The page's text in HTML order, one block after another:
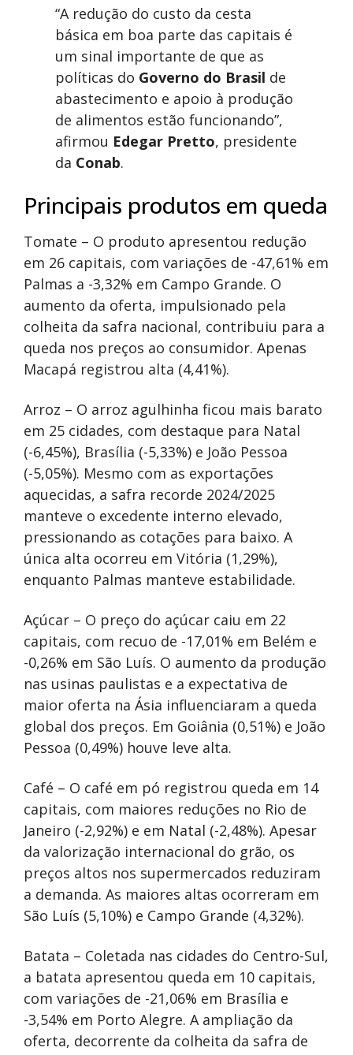
“A redução do custo da cesta
básica em boa parte das capitais é
um sinal importante de que as
políticas do Governo do Brasil de
abastecimento e apoio à produção
de alimentos estão funcionando”,
afirmou Edegar Pretto, presidente
da Conab.
Principais produtos em queda
Tomate – O produto apresentou redução
em 26 capitais, com variações de -47,61% em
Palmas a -3,32% em Campo Grande. O
aumento da oferta, impulsionado pela
colheita da safra nacional, contribuiu para a
queda nos preços ao consumidor. Apenas
Macapá registrou alta (4,41%).
Arroz – O arroz agulhinha ficou mais barato
em 25 cidades, com destaque para Natal
(-6,45%), Brasília (-5,33%) e João Pessoa
(-5,05%). Mesmo com as exportações
aquecidas, a safra recorde 2024/2025
manteve o excedente interno elevado,
pressionando as cotações para baixo. A
única alta ocorreu em Vitória (1,29%),
enquanto Palmas manteve estabilidade.
Açúcar – O preço do açúcar caiu em 22
capitais, com recuo de -17,01% em Belém e
-0,26% em São Luís. O aumento da produção
nas usinas paulistas e a expectativa de
maior oferta na Ásia influenciaram a queda
global dos preços. Em Goiânia (0,51%) e João
Pessoa (0,49%) houve leve alta.
Café – O café em pó registrou queda em 14
capitais, com maiores reduções no Rio de
Janeiro (-2,92%) e em Natal (-2,48%). Apesar
da valorização internacional do grão, os
preços altos nos supermercados reduziram
a demanda. As maiores altas ocorreram em
São Luís (5,10%) e Campo Grande (4,32%).
Batata – Coletada nas cidades do Centro-Sul,
a batata apresentou queda em 10 capitais,
com variações de -21,06% em Brasília e
-3,54% em Porto Alegre. A ampliação da
oferta, decorrente da colheita da safra de